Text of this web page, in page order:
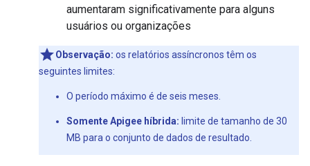
aumentaram significativamente para alguns
usuários ou organizações
Observação: os relatórios assíncronos têm os
seguintes limites:
O período máximo é de seis meses.
Somente Apigee híbrida: limite de tamanho de 30
MB para o conjunto de dados de resultado.